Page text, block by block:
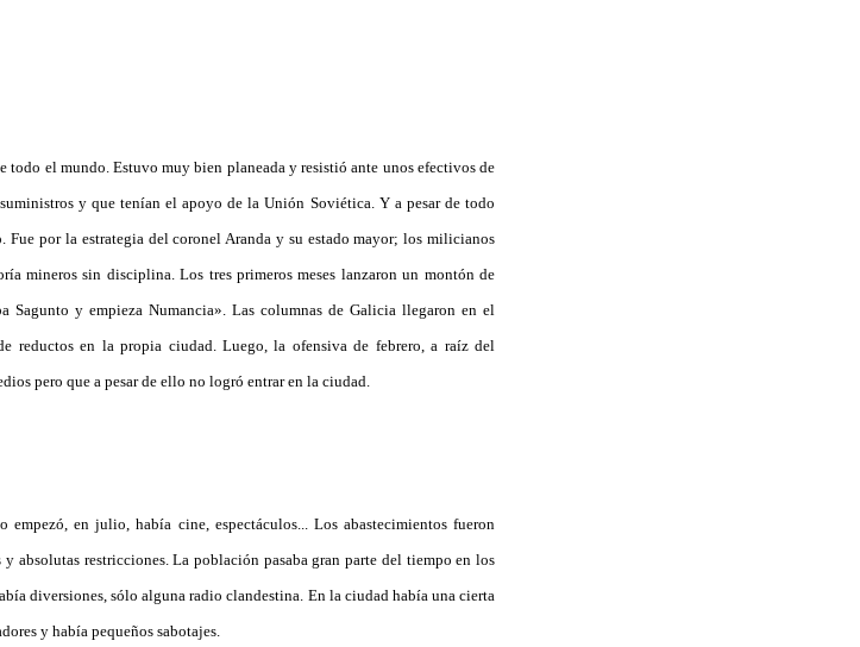
todo el mundo. Estuvo muy bien planeada y resistió ante unos efectivos de
y que tenían el apoyo de la Unión Soviética. Y a pesar de todo
por la estrategia del coronel Aranda y su estado mayor; los milicianos
mineros sin disciplina. Los tres primeros meses lanzaron un montón de
Sagunto y empieza Numancia». Las columnas de Galicia llegaron en el
reductos en la propia ciudad. Luego, la ofensiva de febrero, a raíz del
pero que a pesar de ello no logró entrar en la ciudad.
en julio, había cine, espectáculos... Los abastecimientos fueron
absolutas restricciones. La población pasaba gran parte del tiempo en los
diversiones, sólo alguna radio clandestina. En la ciudad había una cierta
y había pequeños sabotajes.